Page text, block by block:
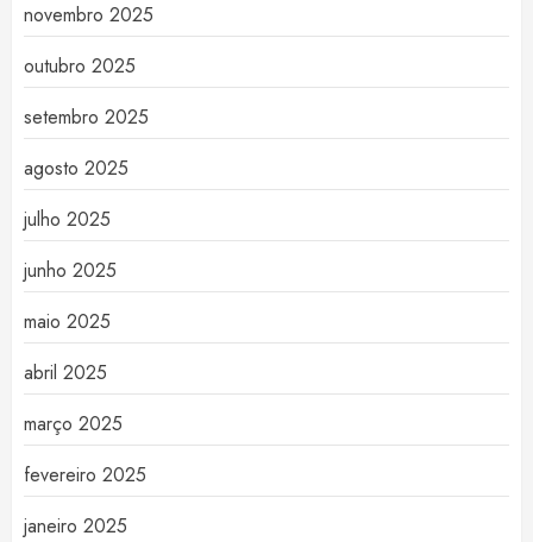
novembro 2025
outubro 2025
setembro 2025
agosto 2025
julho 2025
junho 2025
maio 2025
abril 2025
março 2025
fevereiro 2025
janeiro 2025